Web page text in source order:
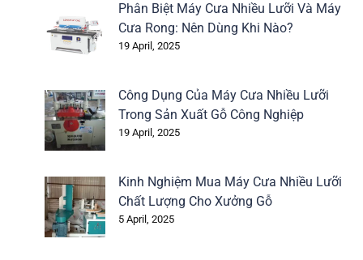
Phân Biệt Máy Cưa Nhiều Lưỡi Và Máy
Cưa Rong: Nên Dùng Khi Nào?
19 April, 2025
Công Dụng Của Máy Cưa Nhiều Lưỡi
Trong Sản Xuất Gỗ Công Nghiệp
19 April, 2025
Kinh Nghiệm Mua Máy Cưa Nhiều Lưỡi
Chất Lượng Cho Xưởng Gỗ
5 April, 2025